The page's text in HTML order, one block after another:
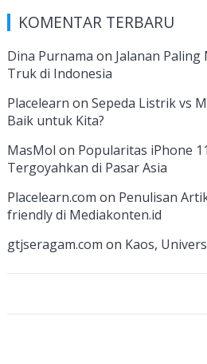
b
o
o
k
gr
a
m
e
dI
n
er T
u
e
h
KOMENTAR TERBARU
Dina Purnama on Jalanan
Truk di Indonesia
Placelearn on Sepeda Listrik vs
Baik untuk Kita?
MasMol on Popularitas iPhone
Tergoyahkan di Pasar Asia
Placelearn.com on Penulisan
friendly di Mediakonten.id
gtjseragam.com on Kaos,